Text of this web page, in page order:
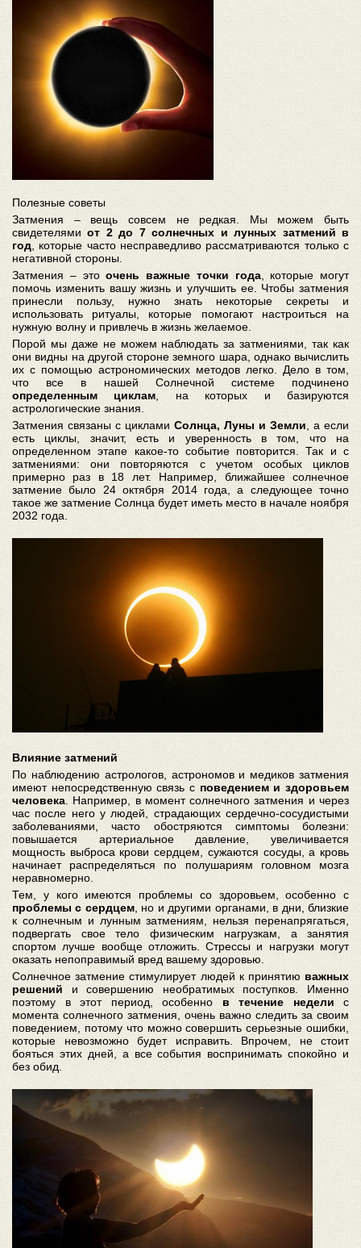
Полезные советы
Затмения – вещь совсем не редкая. Мы можем быть
свидетелямиот 2 до 7 солнечных и лунных затмений в
год , которые часто несправедливо рассматриваются только с
негативной стороны.
Затмения – этоочень важные точки года, которые могут
помочь изменить вашу жизнь и улучшить ее. Чтобы затмения
принесли пользу, нужно знать некоторые секреты и
использовать ритуалы, которые помогают настроиться на
нужную волну и привлечь в жизнь желаемое.
Порой мы даже не можем наблюдать за затмениями, так как
они видны на другой стороне земного шара, однако вычислить
их с помощью астрономических методов легко. Дело в том,
что все в нашей Солнечной системе подчинено
определенным циклам , на которых и базируются
астрологические знания.
Затмения связаны с циклами Солнца, Луны и Земли , а если
есть циклы, значит, есть и уверенность в том, что на
определенном этапе какое-то событие повторится. Так и с
затмениями: они повторяются с учетом особых циклов
примерно раз в 18 лет. Например, ближайшее солнечное
затмение было 24 октября 2014 года, а следующее точно
такое же затмение Солнца будет иметь место в начале ноября
2032 года.
Влияние затмений
По наблюдению астрологов, астрономов и медиков затмения
имеют непосредственную связь с поведением и здоровьем
человека. Например, в момент солнечного затмения и через
час после него у людей, страдающих сердечно-сосудистыми
заболеваниями, часто обостряются симптомы болезни:
повышается артериальное давление, увеличивается
мощность выброса крови сердцем, сужаются сосуды, а кровь
начинает распределяться по полушариям головном мозга
неравномерно.
Тем, у кого имеются проблемы со здоровьем, особенно с
проблемы с сердцем, но и другими органами, в дни, близкие
к солнечным и лунным затмениям, нельзя перенапрягаться,
подвергать свое тело физическим нагрузкам, а занятия
спортом лучше вообще отложить. Стрессы и нагрузки могут
оказать непоправимый вред вашему здоровью.
Солнечное затмение стимулирует людей к принятию важных
решений и совершению необратимых поступков. Именно
поэтому в этот период, особенно в течение недели с
момента солнечного затмения, очень важно следить за своим
поведением, потому что можно совершить серьезные ошибки,
которые невозможно будет исправить. Впрочем, не стоит
бояться этих дней, а все события воспринимать спокойно и
без обид.